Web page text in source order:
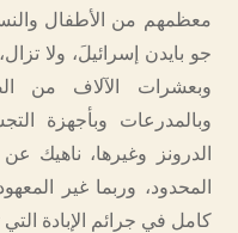
معظمهم من الأطفال
جو بايدن إسرائيلَ، ولا
وبعشرات الآلاف من
وبالمدرعات وبأجهزة
الدرونز وغيرها، ناهيك
المحدود، وربما غير
كامل في جرائم الإبادة